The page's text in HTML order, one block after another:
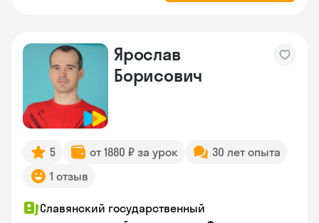
Ярослав
Борисович
5 от 1880 ₽ за урок
30 лет опыта
1 отзыв
Славянский государственный